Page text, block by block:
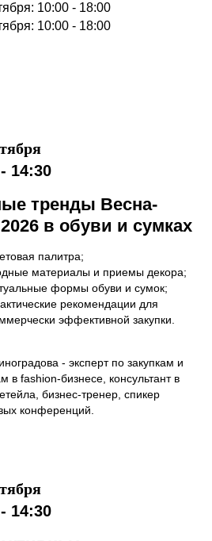
10:00 - 18:00
10:00 - 18:00
14:30
тренды Весна-
в обуви и сумках
палитра;
материалы и приемы декора;
формы обуви и сумок;
рекомендации для
эффективной закупки.
- эксперт по закупкам и
в fashion-бизнесе, консультант в
бизнес-тренер, спикер
конференций.
14:30